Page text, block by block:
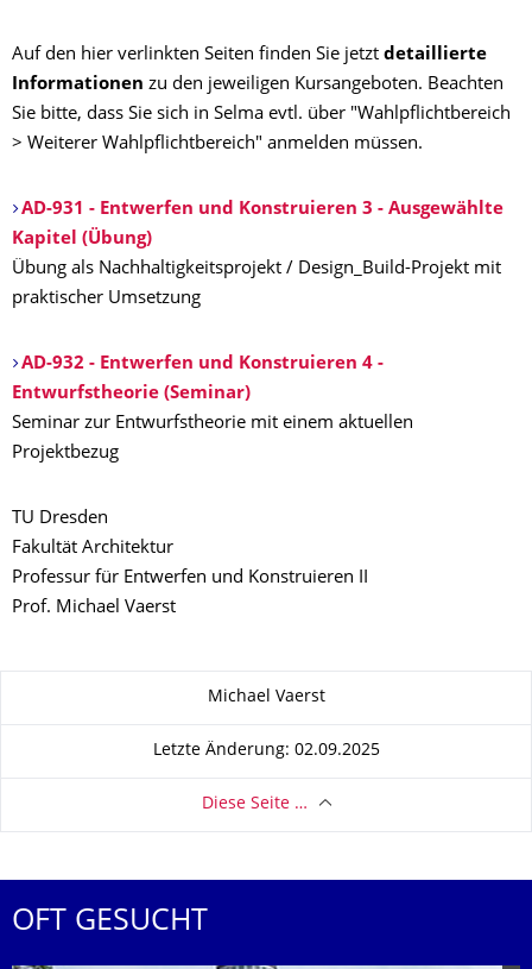
Auf den hier verlinkten Seiten finden Sie jetzt detaillierte
Informationen zu den jeweiligen Kursangeboten. Beachten
Sie bitte, dass Sie sich in Selma evtl. über "Wahlpflichtbereich
> Weiterer Wahlpflichtbereich" anmelden müssen.
AD-931 - Entwerfen und Konstruieren 3 - Ausgewählte
Kapitel (Übung)
Übung als Nachhaltigkeitsprojekt / Design_Build-Projekt mit
praktischer Umsetzung
AD-932 - Entwerfen und Konstruieren 4 -
Entwurfstheorie (Seminar)
Seminar zur Entwurfstheorie mit einem aktuellen
Projektbezug
TU Dresden
Fakultät Architektur
Professur für Entwerfen und Konstruieren II
Prof. Michael Vaerst
Michael Vaerst
Letzte Änderung: 02.09.2025
Diese Seite …
OFT GESUCHT